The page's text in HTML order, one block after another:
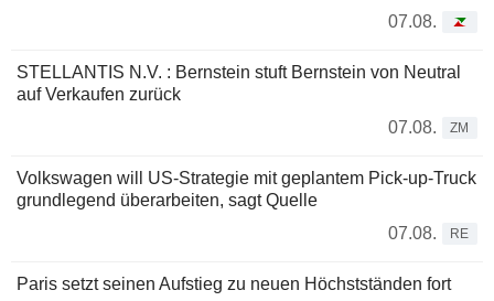
07.08.
STELLANTIS N.V. : Bernstein stuft Bernstein von Neutral
auf Verkaufen zurück
07.08.
ZM
Volkswagen will US-Strategie mit geplantem Pick-up-Truck
grundlegend überarbeiten, sagt Quelle
07.08.
RE
Paris setzt seinen Aufstieg zu neuen Höchstständen fort